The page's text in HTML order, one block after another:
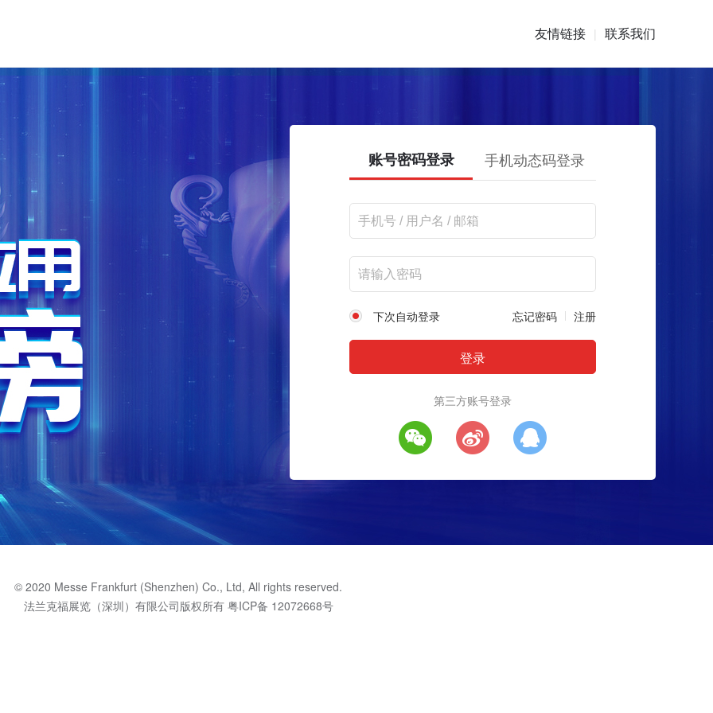
友情链接 | 联系我们
账号密码登录 手机动态码登录
下次自动登录 忘记密码 注册
第三方账号登录
© 2020 Messe Frankfurt (Shenzhen) Co., Ltd, All rights reserved.
法兰克福展览（深圳）有限公司版权所有 粤ICP备 12072668号